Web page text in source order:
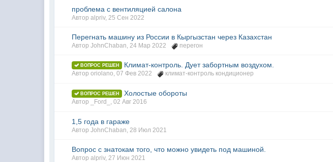
проблема с вентиляцией салона
Авторalpriv,25 Сен 2022
Перегнать машину из России в Кыргызстан через Казахстан
АвторJohnChaban,24 Мар 2022 перегон
ВОПРОС РЕШЕН Климат-контроль. Дует забортным воздухом.
Авторoriolano,07 Фев 2022 климат-контроль кондиционер
ВОПРОС РЕШЕН Холостые обороты
Автор _Ford_ ,02 Авг 2016
1,5 года в гараже
АвторJohnChaban,28 Июл 2021
Вопрос с знатокам того, что можно увидеть под машиной.
Авторalpriv,27 Июн 2021